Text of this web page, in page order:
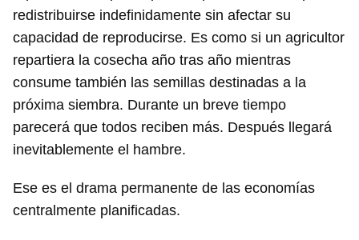
redistribuirse indefinidamente sin afectar su
capacidad de reproducirse. Es como si un agricultor
repartiera la cosecha año tras año mientras
consume también las semillas destinadas a la
próxima siembra. Durante un breve tiempo
parecerá que todos reciben más. Después llegará
inevitablemente el hambre.
Ese es el drama permanente de las economías
centralmente planificadas.